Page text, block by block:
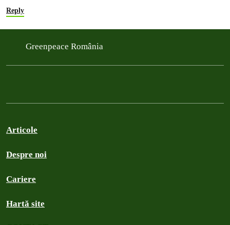
Reply
Greenpeace România
Articole
Despre noi
Cariere
Hartă site